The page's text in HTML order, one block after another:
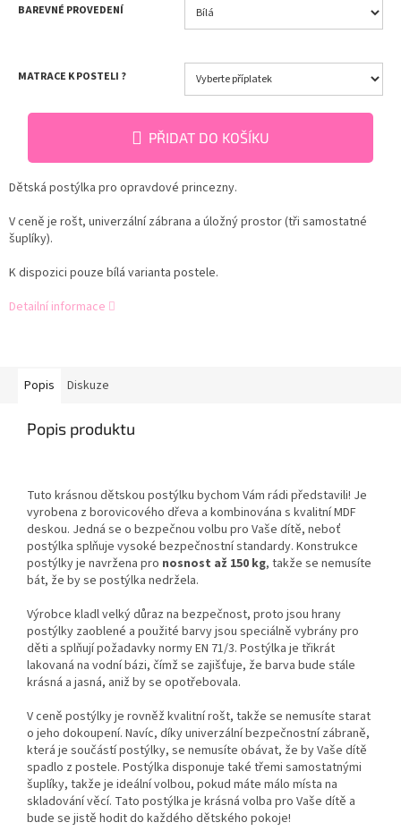
BAREVNÉ PROVEDENÍ
MATRACE K POSTELI ?
PŘIDAT DO KOŠÍKU
Dětská postýlka pro opravdové princezny.
V ceně je rošt, univerzální zábrana a úložný prostor (tři samostatné
šuplíky).
K dispozici pouze bílá varianta postele.
Detailní informace
Popis Diskuze
Popis produktu
Tuto krásnou dětskou postýlku bychom Vám rádi představili! Je
vyrobena z borovicového dřeva a kombinována s kvalitní MDF
deskou. Jedná se o bezpečnou volbu pro Vaše dítě, neboť
postýlka splňuje vysoké bezpečnostní standardy. Konstrukce
postýlky je navržena pro nosnost až 150 kg, takže se nemusíte
bát, že by se postýlka nedržela.
Výrobce kladl velký důraz na bezpečnost, proto jsou hrany
postýlky zaoblené a použité barvy jsou speciálně vybrány pro
děti a splňují požadavky normy EN 71/3. Postýlka je třikrát
lakovaná na vodní bázi, čímž se zajišťuje, že barva bude stále
krásná a jasná, aniž by se opotřebovala.
V ceně postýlky je rovněž kvalitní rošt, takže se nemusíte starat
o jeho dokoupení. Navíc, díky univerzální bezpečnostní zábraně,
která je součástí postýlky, se nemusíte obávat, že by Vaše dítě
spadlo z postele. Postýlka disponuje také třemi samostatnými
šuplíky, takže je ideální volbou, pokud máte málo místa na
skladování věcí. Tato postýlka je krásná volba pro Vaše dítě a
bude se jistě hodit do každého dětského pokoje!